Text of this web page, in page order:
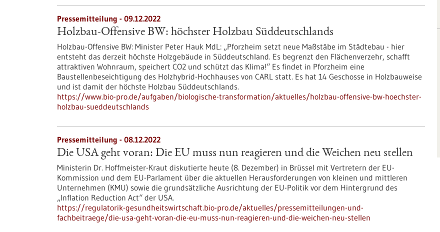
Pressemitteilung - 09.12.2022
Holzbau-Offensive BW: höchster Holzbau Süddeutschlands
Holzbau-Offensive BW: Minister Peter Hauk MdL: „Pforzheim setzt neue Maßstäbe im Städtebau - hier
entsteht das derzeit höchste Holzgebäude in Süddeutschland. Es begrenzt den Flächenverzehr, schafft
attraktiven Wohnraum, speichert CO2 und schützt das Klima!“ Es findet in Pforzheim eine
Baustellenbeseichtigung des Holzhybrid-Hochhauses von CARL statt. Es hat 14 Geschosse in Holzbauweise
und ist damit der höchste Holzbau Süddeutschlands.
https://www.bio-pro.de/aufgaben/biologische-transformation/aktuelles/holzbau-offensive-bw-hoechster-
holzbau-sueddeutschlands
Pressemitteilung - 08.12.2022
Die USA geht voran: Die EU muss nun reagieren und die Weichen neu stellen
Ministerin Dr. Hoffmeister-Kraut diskutierte heute (8. Dezember) in Brüssel mit Vertretern der EU-
Kommission und dem EU-Parlament über die aktuellen Herausforderungen von kleinen und mittleren
Unternehmen (KMU) sowie die grundsätzliche Ausrichtung der EU-Politik vor dem Hintergrund des
„Inflation Reduction Act“ der USA.
https://regulatorik-gesundheitswirtschaft.bio-pro.de/aktuelles/pressemitteilungen-und-
fachbeitraege/die-usa-geht-voran-die-eu-muss-nun-reagieren-und-die-weichen-neu-stellen